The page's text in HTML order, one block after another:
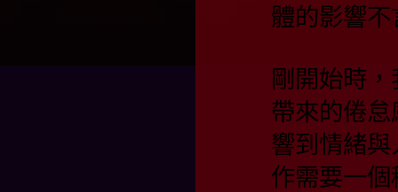
體的影響
剛開始時
帶來的倦
響到情緒
作需要一